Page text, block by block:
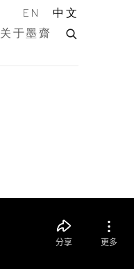
关于墨齋
EN 中文